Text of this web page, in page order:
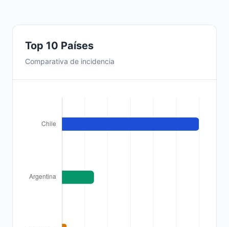
Top 10 Países
Comparativa de incidencia